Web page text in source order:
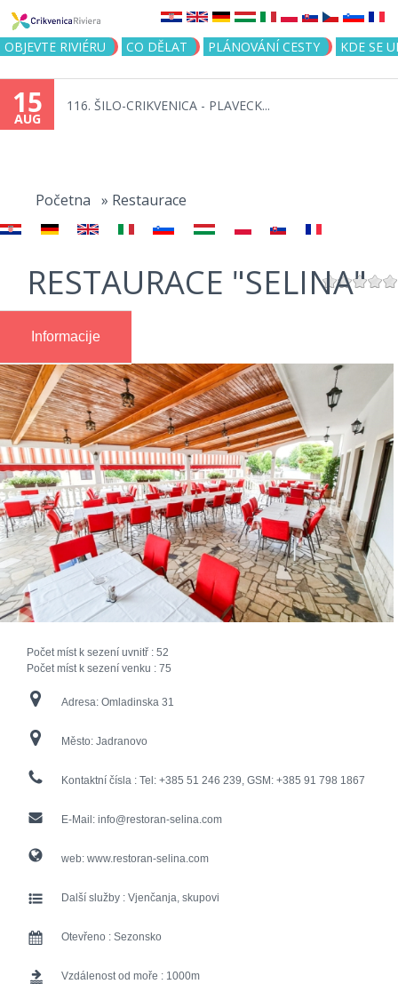
Jump to navigation
OBJEVTE RIVIÉRU CO DĚLAT PLÁNOVÁNÍ CESTY KDE SE
15
AUG
116. ŠILO-CRIKVENICA - PLAVECK...
here
Početna » Restaurace
RESTAURACE "SELINA"
Informacije
Počet míst k sezení uvnitř : 52
Počet míst k sezení venku : 75
Adresa: Omladinska 31
Město: Jadranovo
Kontaktní čísla : Tel: +385 51 246 239, GSM: +385 91 798 1867
E-Mail: info@restoran-selina.com
web: www.restoran-selina.com
Další služby : Vjenčanja, skupovi
Otevřeno : Sezonsko
Vzdálenost od moře : 1000